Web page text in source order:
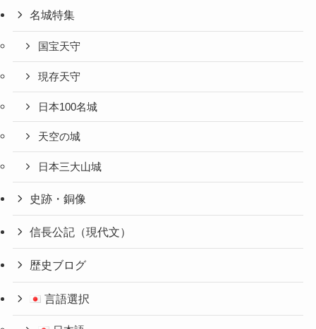
名城特集
国宝天守
現存天守
日本100名城
天空の城
日本三大山城
史跡・銅像
信長公記（現代文）
歴史ブログ
言語選択